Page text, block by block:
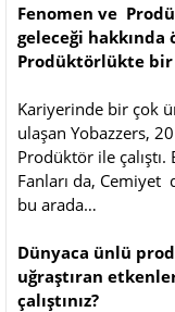
Fenomen ve
geleceği
Prodüktörlükte
Kariyerinde bir çok
ulaşan Yobazzers,
Prodüktör ile
Fanları da, Cemiyet
bu arada…
Dünyaca ünlü
uğraştıran
çalıştınız?